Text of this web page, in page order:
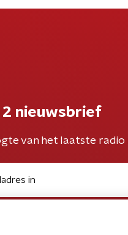
2 nieuwsbrief
van het laatste radio